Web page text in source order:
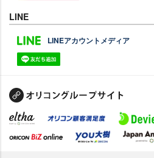
LINE
LINEアカウントメディア